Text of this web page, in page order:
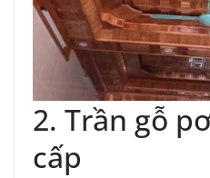
2. Trần gỗ
cấp